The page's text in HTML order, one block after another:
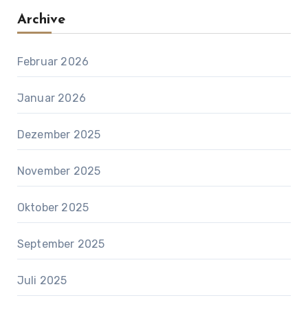
Archive
Februar 2026
Januar 2026
Dezember 2025
November 2025
Oktober 2025
September 2025
Juli 2025